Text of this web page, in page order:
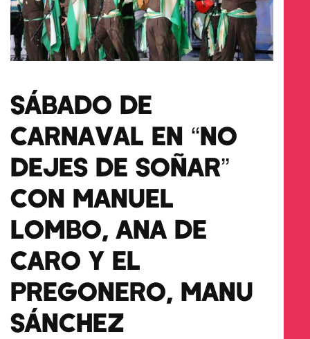
SÁBADO DE
CARNAVAL EN “NO
DEJES DE SOÑAR”
CON MANUEL
LOMBO, ANA DE
CARO Y EL
PREGONERO, MANU
SÁNCHEZ